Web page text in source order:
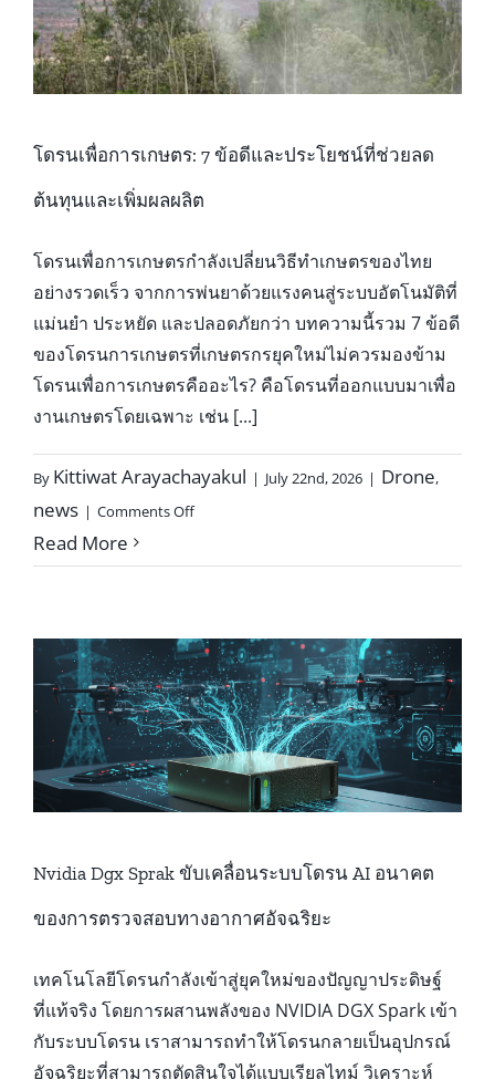
เปรียบ
เทียบ
สเปก
และ
ตั้งแต่
มือ
ใหม่
อาชีพ
โดรนเพื่อการเกษตร: 7 ข้อดีและประโยชน์ที่ช่วยลด
ต้นทุนและเพิ่มผลผลิต
โดรนเพื่อการเกษตรกำลังเปลี่ยนวิธีทำเกษตรของไทย
อย่างรวดเร็ว จากการพ่นยาด้วยแรงคนสู่ระบบอัตโนมัติที่
แม่นยำ ประหยัด และปลอดภัยกว่า บทความนี้รวม 7 ข้อดี
ของโดรนการเกษตรที่เกษตรกรยุคใหม่ไม่ควรมองข้าม
โดรนเพื่อการเกษตรคืออะไร? คือโดรนที่ออกแบบมาเพื่อ
งานเกษตรโดยเฉพาะ เช่น [...]
By Kittiwat Arayachayakul | July 22nd, 2026 | Drone,
news | Comments Offon
ข้อดี
และ
ประโยชน์
ที่
ช่วย
ลด
ต้นทุน
ผลผลิต
Read More
Nvidia Dgx Sprak ขับเคลื่อนระบบโดรน AI อนาคต
ของการตรวจสอบทางอากาศอัจฉริยะ
เทคโนโลยีโดรนกำลังเข้าสู่ยุคใหม่ของปัญญาประดิษฐ์
ที่แท้จริง โดยการผสานพลังของ NVIDIA DGX Spark เข้า
กับระบบโดรน เราสามารถทำให้โดรนกลายเป็นอุปกรณ์
อัจฉริยะที่สามารถตัดสินใจได้แบบเรียลไทม์ วิเคราะห์